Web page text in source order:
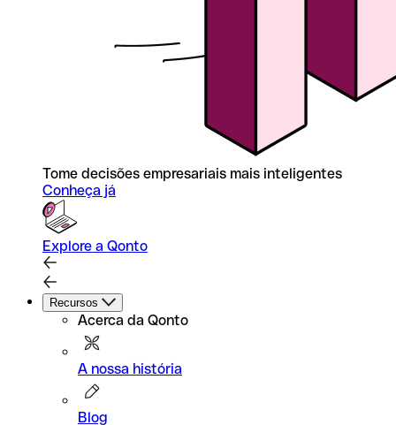
Tome decisões empresariais mais inteligentes
Conheça já
Explore a Qonto
Recursos
Acerca da Qonto
A nossa história
Blog